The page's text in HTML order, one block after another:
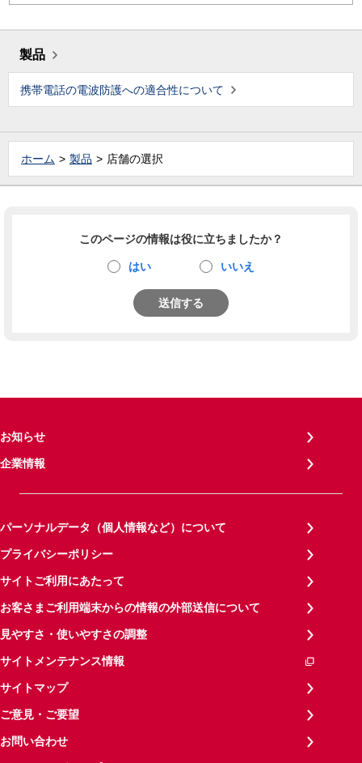
製品
携帯電話の電波防護への適合性について
ホーム 製品 店舗の選択
このページの情報は役に立ちましたか？
はい いいえ
送信する
お知らせ
企業情報
パーソナルデータ（個人情報など）について
プライバシーポリシー
サイトご利用にあたって
お客さまご利用端末からの情報の外部送信について
見やすさ・使いやすさの調整
サイトメンテナンス情報
サイトマップ
ご意見・ご要望
お問い合わせ